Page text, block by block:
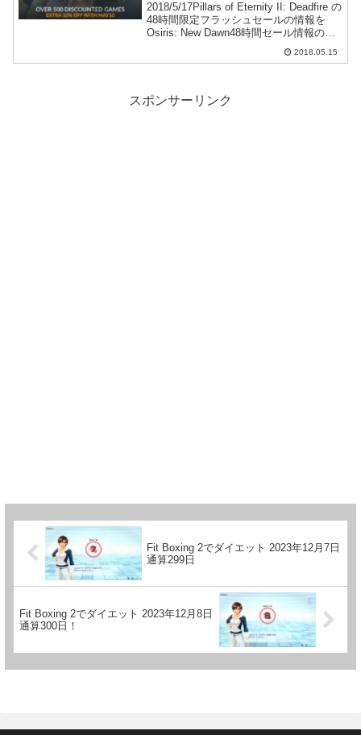
2018/5/17Pillars of Eternity II: Deadfire の
48時間限定フラッシュセールの情報を
Osiris: New Dawn48時間セール情報の下
に追記。Fanaticalの今週のセールから良
2018.05.15
スポンサーリンク
Fit Boxing 2でダイエット 2023年12月7日
通算299日
Fit Boxing 2でダイエット 2023年12月8日
通算300日！